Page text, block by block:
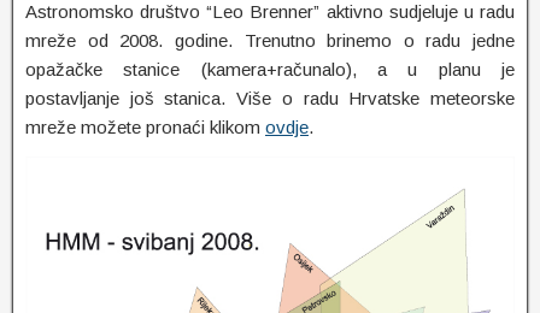
Astronomsko društvo “Leo Brenner” aktivno sudjeluje u radu
mreže od 2008. godine. Trenutno brinemo o radu jedne
opažačke stanice (kamera+računalo), a u planu je
postavljanje još stanica. Više o radu Hrvatske meteorske
mreže možete pronaći klikom ovdje.